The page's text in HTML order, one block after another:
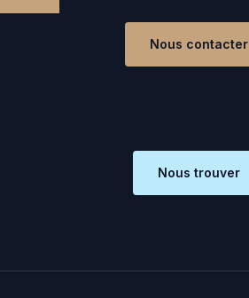
Nous contacter
Nous trouver